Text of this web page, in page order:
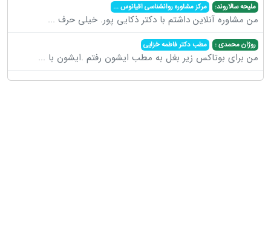
ملیحه سالاروند: مرکز مشاوره روانشناسی اقیانوس...
من مشاوره آنلاین داشتم با دکتر ذکایی پور. خیلی حرف ...
روژان محمدی : مطب دکتر فاطمه خزایی
من برای بوتاکس زیر بغل به مطب ایشون رفتم .ایشون با ...